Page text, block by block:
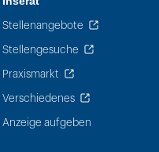
Stellenangebote
Stellengesuche
Praxismarkt
Verschiedenes
Anzeige aufgeben